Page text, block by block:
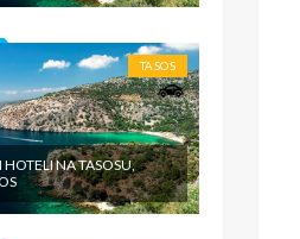
TASOS
NA TASOSU,